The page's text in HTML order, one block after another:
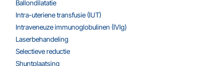
Ballondilatatie
Intra-uteriene transfusie (IUT)
Intraveneuze immunoglobulinen (IVIg)
Laserbehandeling
Selectieve reductie
Shuntplaatsing